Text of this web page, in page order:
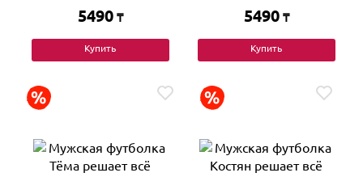
5490 ₸
Купить
5490 ₸
Купить